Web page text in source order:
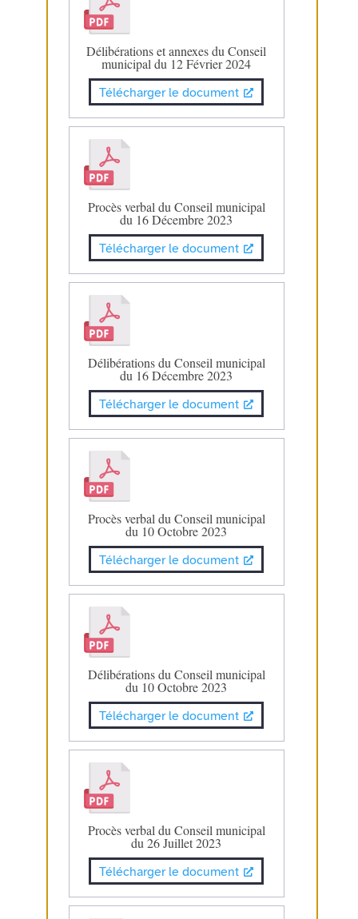
Délibérations et annexes du Conseil
municipal du 12 Février 2024
Télécharger le document
Procès verbal du Conseil municipal
du 16 Décembre 2023
Télécharger le document
Délibérations du Conseil municipal
du 16 Décembre 2023
Télécharger le document
Procès verbal du Conseil municipal
du 10 Octobre 2023
Télécharger le document
Délibérations du Conseil municipal
du 10 Octobre 2023
Télécharger le document
Procès verbal du Conseil municipal
du 26 Juillet 2023
Télécharger le document